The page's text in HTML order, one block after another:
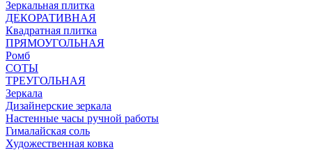
Зеркальная плитка
ДЕКОРАТИВНАЯ
Квадратная плитка
ПРЯМОУГОЛЬНАЯ
Ромб
СОТЫ
ТРЕУГОЛЬНАЯ
Зеркала
Дизайнерские зеркала
Настенные часы ручной работы
Гималайская соль
Художественная ковка